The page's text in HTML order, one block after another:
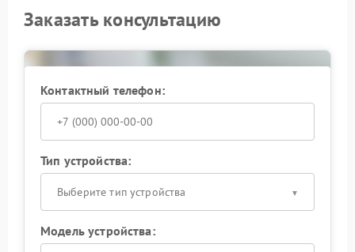
Заказать консультацию
Контактный телефон:
Тип устройства:
Выберите тип устройства
Модель устройства: